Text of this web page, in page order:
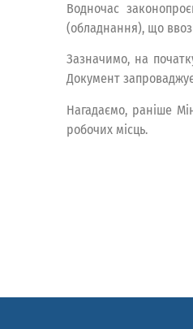
Водночас
(обладнання), що
Зазначимо, на
Документ
Нагадаємо, раніше
робочих місць.